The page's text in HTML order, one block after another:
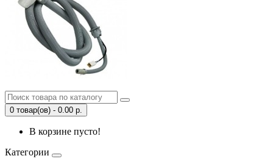
0 товар(ов) - 0.00 р.
В корзине пусто!
Категории